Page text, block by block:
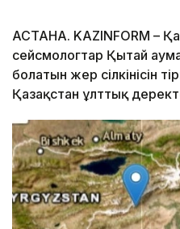
АСТАНА. KAZINFORM –
сейсмологтар Қытай
болатын жер сілкінісін
Қазақстан ұлттық